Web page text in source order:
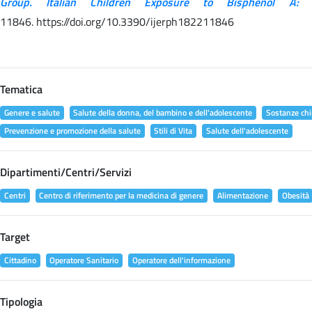
11846. https://doi.org/10.3390/ijerph182211846
Tematica
Genere e salute Salute della donna, del bambino e dell'adolescente
Sostanze
Prevenzione e promozione della salute
Stili di Vita Salute dell'adolescente
Dipartimenti/Centri/Servizi
Centri Centro di riferimento per la medicina di genere Alimentazione Obesità
Target
Cittadino Operatore Sanitario Operatore dell'informazione
Tipologia